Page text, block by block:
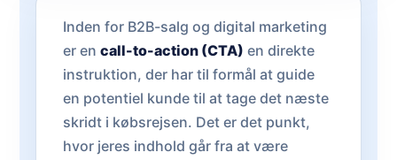
Inden for B2B-salg og digital marketing
er en call-to-action (CTA) en direkte
instruktion, der har til formål at guide
en potentiel kunde til at tage det næste
skridt i købsrejsen. Det er det punkt,
hvor jeres indhold går fra at være